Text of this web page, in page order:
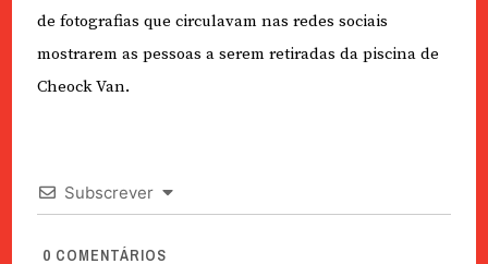
de fotografias que circulavam nas redes sociais
mostrarem as pessoas a serem retiradas da piscina de
Cheock Van.
Subscrever
0 COMENTÁRIOS